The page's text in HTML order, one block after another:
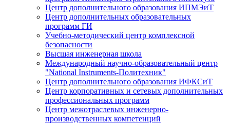
Центр дополнительного образования ИПМЭиТ
Центр дополнительных образовательных
программ ГИ
Учебно-методический центр комплексной
безопасности
Высшая инженерная школа
Международный научно-образовательный центр
"National Instruments-Политехник"
Центр дополнительного образования ИФКСиТ
Центр корпоративных и сетевых дополнительных
профессиональных программ
Центр межотраслевых инженерно-
производственных компетенций